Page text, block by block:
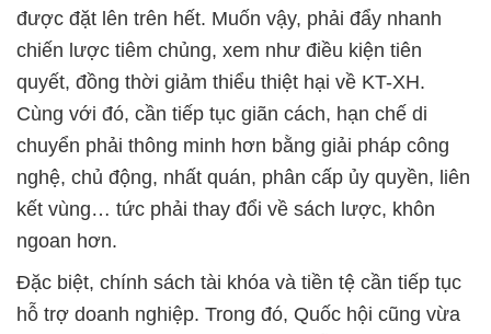
được đặt lên trên hết. Muốn vậy, phải đẩy nhanh
chiến lược tiêm chủng, xem như điều kiện tiên
quyết, đồng thời giảm thiểu thiệt hại về KT-XH.
Cùng với đó, cần tiếp tục giãn cách, hạn chế di
chuyển phải thông minh hơn bằng giải pháp công
nghệ, chủ động, nhất quán, phân cấp ủy quyền, liên
kết vùng… tức phải thay đổi về sách lược, khôn
ngoan hơn.
Đặc biệt, chính sách tài khóa và tiền tệ cần tiếp tục
hỗ trợ doanh nghiệp. Trong đó, Quốc hội cũng vừa